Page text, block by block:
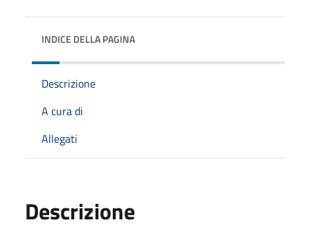
INDICE DELLA PAGINA
Descrizione
A cura di
Allegati
Descrizione